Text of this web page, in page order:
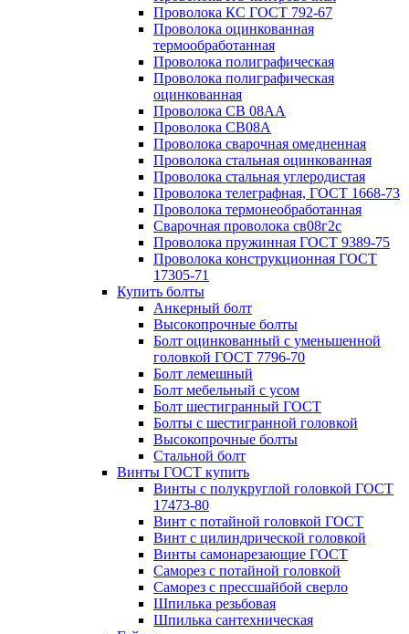
Проволока КС ГОСТ 792-67
Проволока оцинкованная
термообработанная
Проволока полиграфическая
Проволока полиграфическая
оцинкованная
Проволока СВ 08АА
Проволока СВ08А
Проволока сварочная омедненная
Проволока стальная оцинкованная
Проволока стальная углеродистая
Проволока телеграфная, ГОСТ 1668-73
Проволока термонеобработанная
Сварочная проволока св08г2с
Проволока пружинная ГОСТ 9389-75
Проволока конструкционная ГОСТ
17305-71
Купить болты
Анкерный болт
Высокопрочные болты
Болт оцинкованный с уменьшенной
головкой ГОСТ 7796-70
Болт лемешный
Болт мебельный с усом
Болт шестигранный ГОСТ
Болты с шестигранной головкой
Высокопрочные болты
Стальной болт
Винты ГОСТ купить
Винты с полукруглой головкой ГОСТ
17473-80
Винт с потайной головкой ГОСТ
Винт с цилиндрической головкой
Винты самонарезающие ГОСТ
Саморез с потайной головкой
Саморез с прессшайбой сверло
Шпилька резьбовая
Шпилька сантехническая